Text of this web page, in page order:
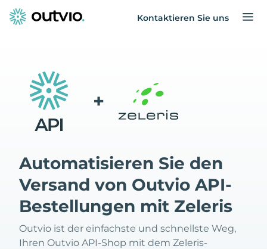
Kontaktieren Sie uns
+
Automatisieren Sie den
Versand von Outvio API-
Bestellungen mit Zeleris
Outvio ist der einfachste und schnellste Weg,
Ihren Outvio API-Shop mit dem Zeleris-